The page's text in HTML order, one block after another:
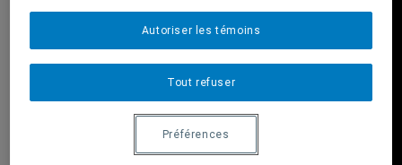
Tout refuser
Autoriser les témoins
Préférences